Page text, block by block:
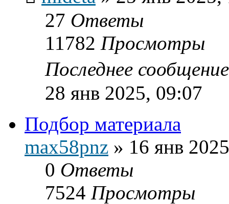
27 Ответы
11782 Просмотры
Последнее
28 янв 2025, 09:07
Подбор материала
max58pnz » 16 янв
0 Ответы
7524 Просмотры